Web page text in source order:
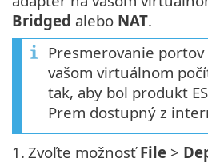
Bridged alebo NAT.
Presmerovanie
vašom virtuálnom
tak, aby bol produkt
Prem dostupný z
1. Zvoľte možnosťFile >